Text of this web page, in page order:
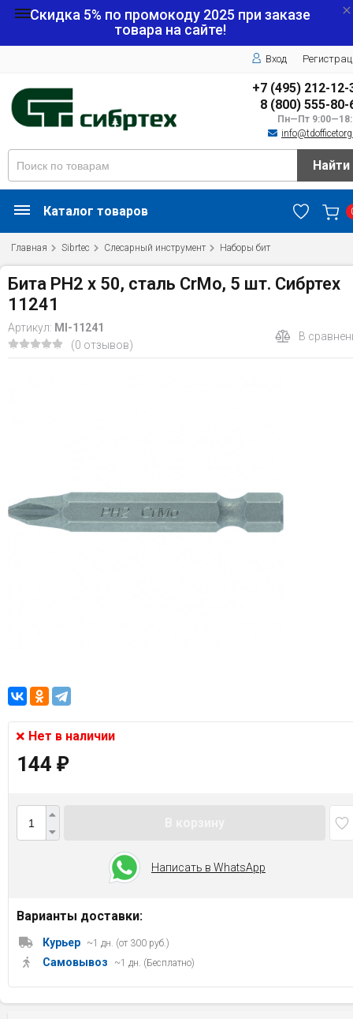
Скидка 5% по промокоду 2025 при заказе
товара на сайте!
Вход
+7 (495) 212-12-
8 (800) 555-80-
Пн—Пт
Найти
Каталог товаров
Главная Sibrtec Слесарный инструмент Наборы бит
Бита PH2 x 50, сталь CrMo, 5 шт. Сибртех
11241
Артикул: MI-11241
(0 отзывов)
В
Нет в наличии
144 ₽
Написать в WhatsApp
Варианты доставки:
Курьер ~1 дн. (от 300 руб.)
Самовывоз ~1 дн. (Бесплатно)